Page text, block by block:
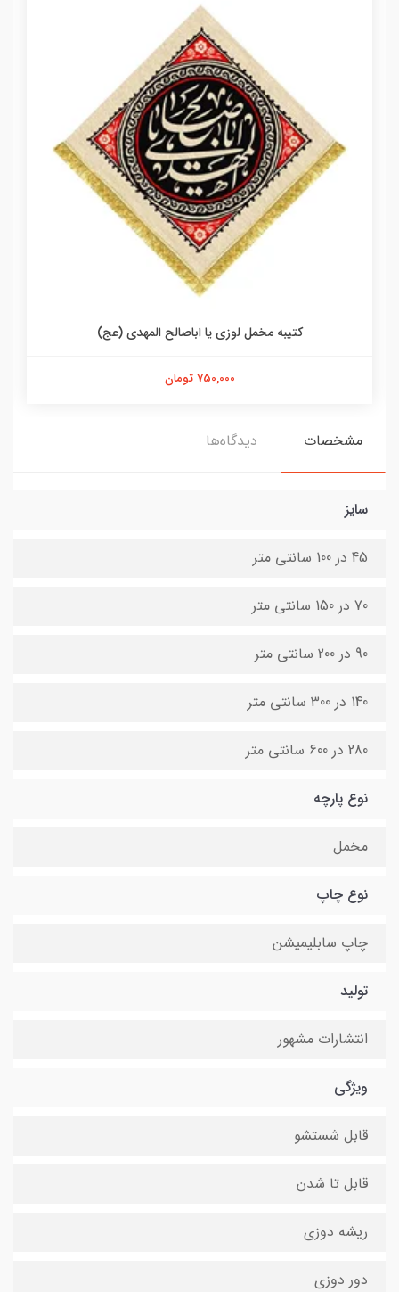
کتیبه مخمل لوزی یا اباصالح المهدی (عج)
750,000 تومان
مشخصات دیدگاه‌ها
سایز
45 در 100 سانتی متر
70 در 150 سانتی متر
90 در 200 سانتی متر
140 در 300 سانتی متر
280 در 600 سانتی متر
نوع پارچه
مخمل
نوع چاپ
چاپ سابلیمیشن
تولید
انتشارات مشهور
ویژگی
قابل شستشو
قابل تا شدن
ریشه دوزی
دور دوزی